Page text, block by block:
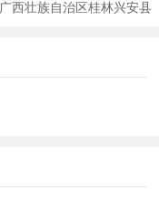
广西壮族自治区桂林兴安县